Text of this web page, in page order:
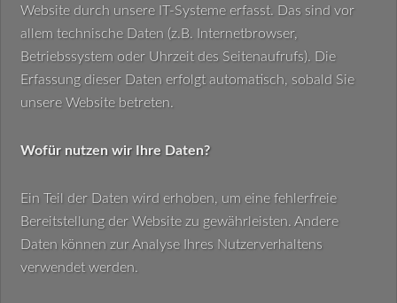
Website durch unsere IT-Systeme erfasst. Das sind vor
allem technische Daten (z.B. Internetbrowser,
Betriebssystem oder Uhrzeit des Seitenaufrufs). Die
Erfassung dieser Daten erfolgt automatisch, sobald Sie
unsere Website betreten.
Wofür nutzen wir Ihre Daten?
Ein Teil der Daten wird erhoben, um eine fehlerfreie
Bereitstellung der Website zu gewährleisten. Andere
Daten können zur Analyse Ihres Nutzerverhaltens
verwendet werden.